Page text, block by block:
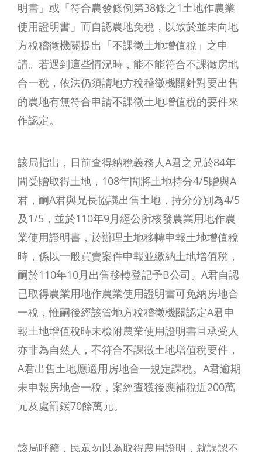
明書」或「符合農發條例第38條之1土地作農業
使用證明書」而自認農地免稅，以致於並未向地
方稅稽徵機關提出「不課徵土地增值稅」之申
請。若遇到這些情況時，能不能符合不課徵房地
合一稅，依法仍須請地方稅稽徵機關針對要出售
的農地有無符合申請不課徵土地增值稅的要件來
作認定。
該局指出，日前查得納稅義務人A君之兄於84年
間受贈取得土地，108年間將土地持分4/5贈與A
君，嗣A君與兄長協議出售土地，持分分別為4/5
及1/5，並於110年9月經公所核發農業用地作農
業使用證明書，於辦理土地移轉申報土地增值稅
時，係以一般買賣案件申報並繳納土地增值稅，
嗣於110年10月出售移轉登記予B公司。A君自認
已取得農業用地作農業使用證明書可免納房地合
一稅，惟嗣後經該管地方稅稽徵機關認定A君申
報土地增值稅時未檢附農業使用證明書且承受人
亦非為自然人，不符合不課徵土地增值稅要件，
A君出售土地應適用房地合一規定課稅。A君逾期
未申報房地合一稅，案經查獲後應補稅近200萬
元及處罰鍰70餘萬元。
該局呼籲，民眾勿以為取得農用證明，就誤認不